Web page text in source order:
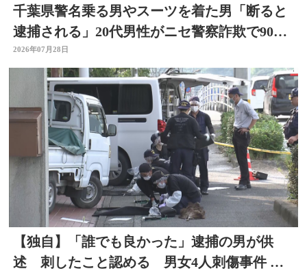
千葉県警名乗る男やスーツを着た男「断ると
逮捕される」20代男性がニセ警察詐欺で90万
円被害 大分
2026年07月28日
【独自】「誰でも良かった」逮捕の男が供
述 刺したこと認める 男女4人刺傷事件 被